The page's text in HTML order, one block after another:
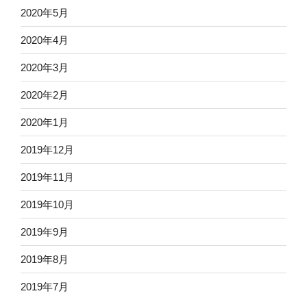
2020年5月
2020年4月
2020年3月
2020年2月
2020年1月
2019年12月
2019年11月
2019年10月
2019年9月
2019年8月
2019年7月